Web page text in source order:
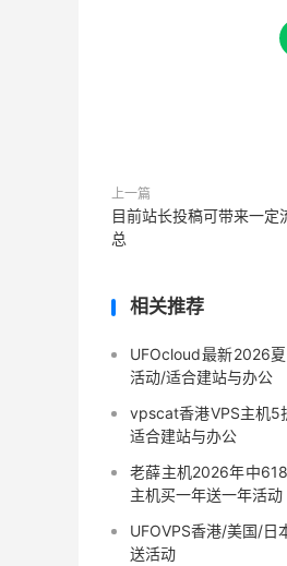
上一篇
目前站长投稿可带来一定
总
相关推荐
UFOcloud最新2026
活动/适合建站与办公
vpscat香港VPS主机5
适合建站与办公
老薛主机2026年中
主机买一年送一年活动
UFOVPS香港/美国/日
送活动